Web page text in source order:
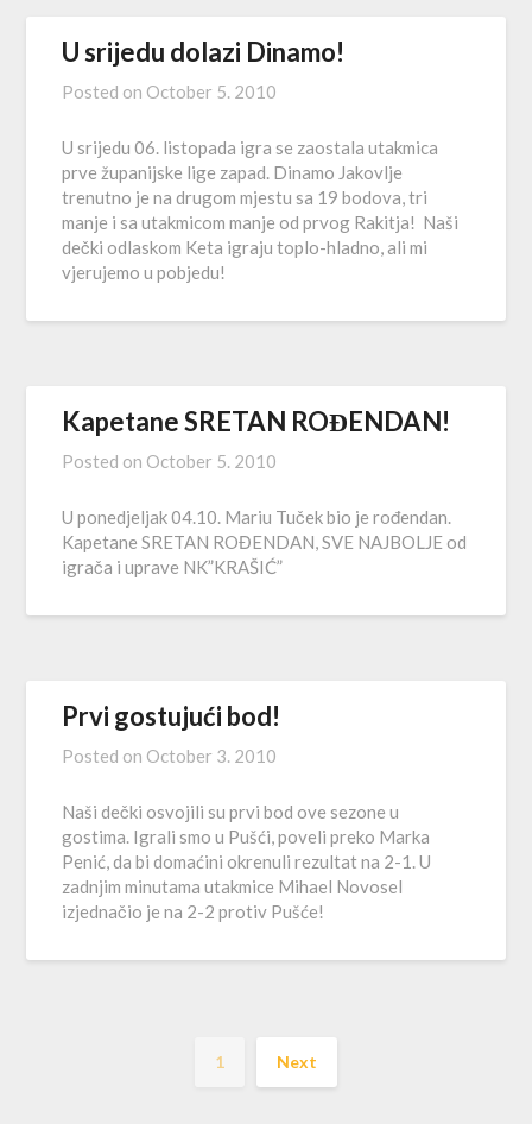
U srijedu dolazi Dinamo!
Posted on October 5. 2010
U srijedu 06. listopada igra se zaostala utakmica
prve županijske lige zapad. Dinamo Jakovlje
trenutno je na drugom mjestu sa 19 bodova, tri
manje i sa utakmicom manje od prvog Rakitja! Naši
dečki odlaskom Keta igraju toplo-hladno, ali mi
vjerujemo u pobjedu!
Kapetane SRETAN ROĐENDAN!
Posted on October 5. 2010
U ponedjeljak 04.10. Mariu Tuček bio je rođendan.
Kapetane SRETAN ROĐENDAN, SVE NAJBOLJE od
igrača i uprave NK”KRAŠIĆ”
Prvi gostujući bod!
Posted on October 3. 2010
Naši dečki osvojili su prvi bod ove sezone u
gostima. Igrali smo u Pušći, poveli preko Marka
Penić, da bi domaćini okrenuli rezultat na 2-1. U
zadnjim minutama utakmice Mihael Novosel
izjednačio je na 2-2 protiv Pušće!
1 Next